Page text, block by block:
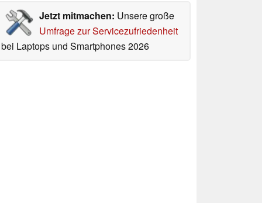
Jetzt mitmachen: Unsere große
Umfrage zur Servicezufriedenheit
bei Laptops und Smartphones 2026